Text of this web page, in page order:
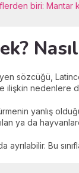
biri: Mantar
sözcüğü,
ilişkin nedenlere
yanlış
ya da
ayrılabilir. Bu